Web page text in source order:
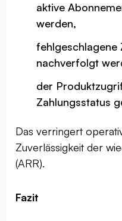
aktive
werden,
fehlgeschlagene
nachverfolgt
der
Zahlungsstatus
Das verringert
Zuverlässigkeit der
(ARR).
Fazit